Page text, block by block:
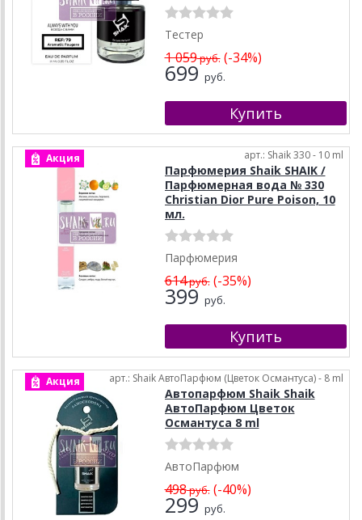
Тестер
1 059руб.(-34%)
699 руб.
Акция арт.: Shaik 330 - 10 ml
Парфюмерия Shaik SHAIK /
Парфюмерная вода № 330
Christian Dior Pure Poison, 10
мл.
Парфюмерия
614руб.(-35%)
399 руб.
Акция арт.: Shaik АвтоПарфюм (Цветок Османтуса) - 8 ml
Автопарфюм Shaik Shaik
АвтоПарфюм Цветок
Османтуса 8 ml
АвтоПарфюм
498руб.(-40%)
299 руб.